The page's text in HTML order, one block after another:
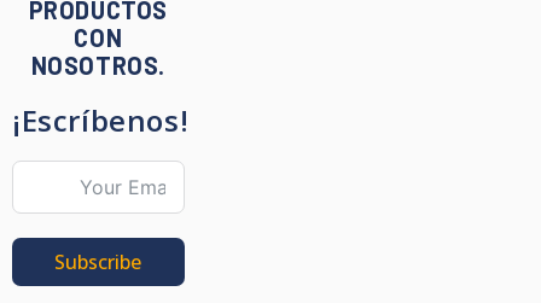
PRODUCTOS
CON
NOSOTROS.
¡Escríbenos!
Subscribe